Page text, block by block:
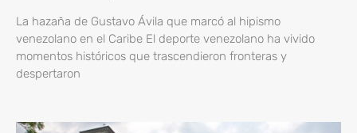
La hazaña de Gustavo Ávila que marcó al hipismo
venezolano en el Caribe El deporte venezolano ha vivido
momentos históricos que trascendieron fronteras y
despertaron